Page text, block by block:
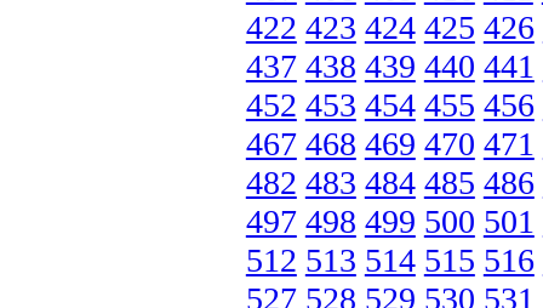
422 423 424 425 426
437 438 439 440 441
452 453 454 455 456
467 468 469 470 471
482 483 484 485 486
497 498 499 500 501
512 513 514 515 516
527 528 529 530 531